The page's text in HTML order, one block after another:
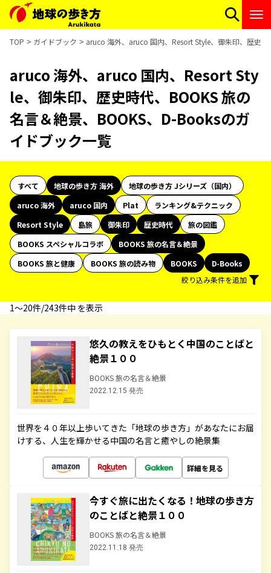
TOP ガイドブック aruco 海外、aruco 国内、Resort Style、御朱印、歴史
aruco 海外、aruco 国内、Resort Sty
le、御朱印、歴史時代、BOOKS 旅の
名言＆絶景、BOOKS、D-Booksのガ
イドブック一覧
すべて 地球の歩き方 海外
地球の歩き方 Jシリーズ（国内）
aruco 海外
aruco 国内 Plat
ランキング&テクニック
Resort Style
島旅 御朱印 歴史時代
旅の図鑑
BOOKS スペシャルコラボ
BOOKS 旅の名言＆絶景
BOOKS 旅と健康
BOOKS 旅の読み物 BOOKS
D-Books
絞り込み条件を追加
1〜20件/243件中 を表示
悠久の教えをひもとく中国のことばと
絶景１００
BOOKS 旅の名言＆絶景
2022.12.15 発売
世界を４０年以上歩いてきた「地球の歩き方」があなたにお届
けする、人生を輝かせる中国の名言と癒やしの絶景集
詳細を見る
今すぐ旅に出たくなる！地球の歩き方
のことばと絶景１００
BOOKS 旅の名言＆絶景
2022.11.18 発売